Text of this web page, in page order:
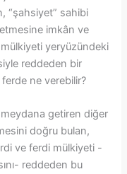
“şahsiyet” sahibi
imkân ve
yeryüzündeki
reddeden bir
ne verebilir?
getiren diğer
doğru bulan,
ve ferdi mülkiyeti -
reddeden bu